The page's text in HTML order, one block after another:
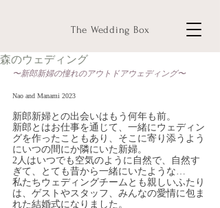
The Wedding Box
森のウェディング
〜新郎新婦の憧れのアウトドアウェディング〜
Nao and Manami 2023
新郎新婦との出会いはもう何年も前。
新郎とはお仕事を通じて、一緒にウェディン
グを作ったこともあり、そこに寄り添うよう
にいつの間にか隣にいた新婦。
2人はいつでも空気のように自然で、自然す
ぎて、とても昔から一緒にいたような…
私たちウェディングチームとも親しいふたり
は、ゲストやスタッフ、みんなの愛情に包ま
れた結婚式になりました。